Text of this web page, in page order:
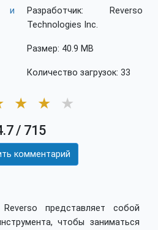
и
Разработчик: Reverso
Technologies Inc.
Размер: 40.9 MB
Количество загрузок: 33
★ ★ ★
/ 715
комментарий
представляет собой
чтобы заниматься